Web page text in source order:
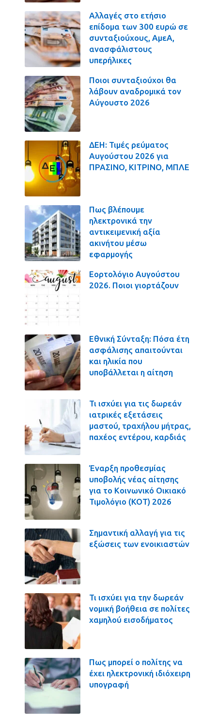
Αλλαγές στο ετήσιο
επίδομα των 300 ευρώ σε
συνταξιούχους, ΑμεΑ,
ανασφάλιστους
υπερήλικες
Ποιοι συνταξιούχοι θα
λάβουν αναδρομικά τον
Αύγουστο 2026
ΔΕΗ: Τιμές ρεύματος
Αυγούστου 2026 για
ΠΡΑΣΙΝΟ, ΚΙΤΡΙΝΟ, ΜΠΛΕ
Πως βλέπουμε
ηλεκτρονικά την
αντικειμενική αξία
ακινήτου μέσω
εφαρμογής
Εορτολόγιο Αυγούστου
2026. Ποιοι γιορτάζουν
Εθνική Σύνταξη: Πόσα έτη
ασφάλισης απαιτούνται
και ηλικία που
υποβάλλεται η αίτηση
Τι ισχύει για τις δωρεάν
ιατρικές εξετάσεις
μαστού, τραχήλου μήτρας,
παχέος εντέρου, καρδιάς
Έναρξη προθεσμίας
υποβολής νέας αίτησης
για το Κοινωνικό Οικιακό
Τιμολόγιο (ΚΟΤ) 2026
Σημαντική αλλαγή για τις
εξώσεις των ενοικιαστών
Τι ισχύει για την δωρεάν
νομική βοήθεια σε πολίτες
χαμηλού εισοδήματος
Πως μπορεί ο πολίτης να
έχει ηλεκτρονική ιδιόχειρη
υπογραφή